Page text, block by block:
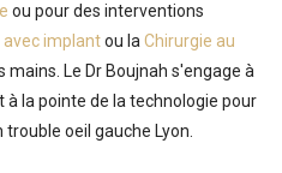
ou pour des interventions
avec implantou la Chirurgie au
mains. Le Dr Boujnah s'engage à
la pointe de la technologie pour
oeil gauche Lyon.